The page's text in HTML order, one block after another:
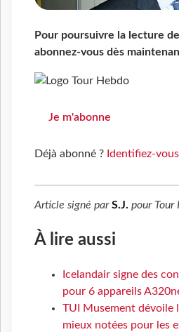
Pour poursuivre la lecture
abonnez-vous dès
Je m'abonne
Déjà abonné ? Identifiez-vous
Article signé parS.J. pour Tour
À lire aussi
Icelandair signe des
pour 6 appareils
TUI Musement dévoile
mieux notées pour les